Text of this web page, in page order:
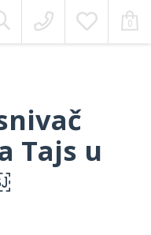
0
Tajs u